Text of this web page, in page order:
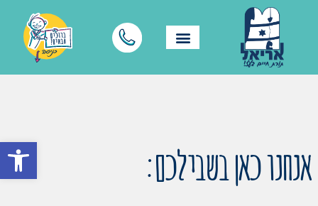
פתח אנחנו כאן בשבילכם: